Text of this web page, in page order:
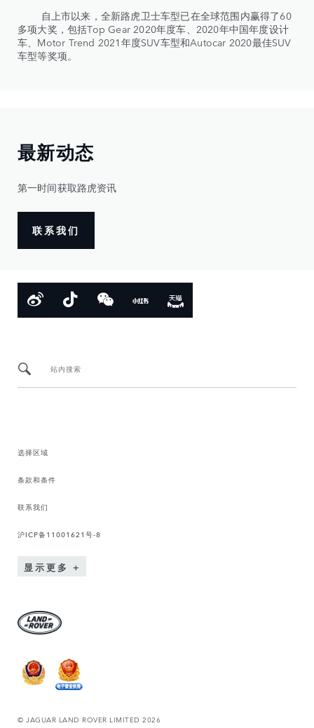
自上市以来，全新路虎卫士车型已在全球范围内赢得了60
多项大奖，包括Top Gear 2020年度车、2020年中国年度设计
车、Motor Trend 2021年度SUV车型和Autocar 2020最佳SUV
车型等奖项。
最新动态
第一时间获取路虎资讯
联系我们
站内搜索
选择区域
条款和条件
联系我们
沪ICP备11001621号-8
显示更多
© JAGUAR LAND ROVER LIMITED 2026